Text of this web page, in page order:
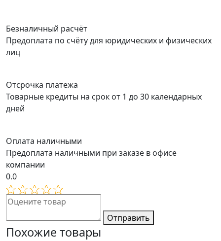
Безналичный расчёт
Предоплата по счёту для юридических и физических
лиц
Отсрочка платежа
Товарные кредиты на срок от 1 до 30 календарных
дней
Оплата наличными
Предоплата наличными при заказе в офисе
компании
0.0
Отправить
Похожие товары